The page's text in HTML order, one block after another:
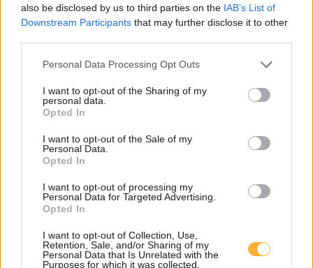
also be disclosed by us to third parties on the IAB’s List of
Downstream Participants that may further disclose it to other
Personal Data Processing Opt Outs
I want to opt-out of the Sharing of my
personal data.
Opted In
I want to opt-out of the Sale of my
Personal Data.
Opted In
I want to opt-out of processing my
Personal Data for Targeted Advertising.
Opted In
I want to opt-out of Collection, Use,
Retention, Sale, and/or Sharing of my
Personal Data that Is Unrelated with the
Purposes for which it was collected.
4,7
OMV eMotion #1 @Burger King Wiener Straße
Wiener Straße 15a
0,47
RWA6
Raiffeisenstraße 1
0,47
RWA Parkgarage - 6. Stock
Raiffeisenstraße 1
0,47
RWA Parkgarage - 2. Stock
Raiffeisenstraße 1
0,45
Stromquelle Fetter Korneuburg DC
Laaer Straße 252